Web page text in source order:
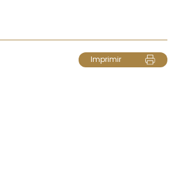
Imprimir